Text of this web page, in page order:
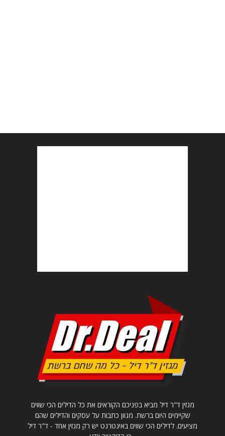
מגזין ד"ר דיל מביא בפניכם הקוראים את כל הדילים הכי שווים
שקיימים היום ברשת. מגוון כתבות על עסקים והדילים שהם
מציעים. לדילים הכי שווים באינטרנט יש רק מגזין אחד - ד"ר דיל